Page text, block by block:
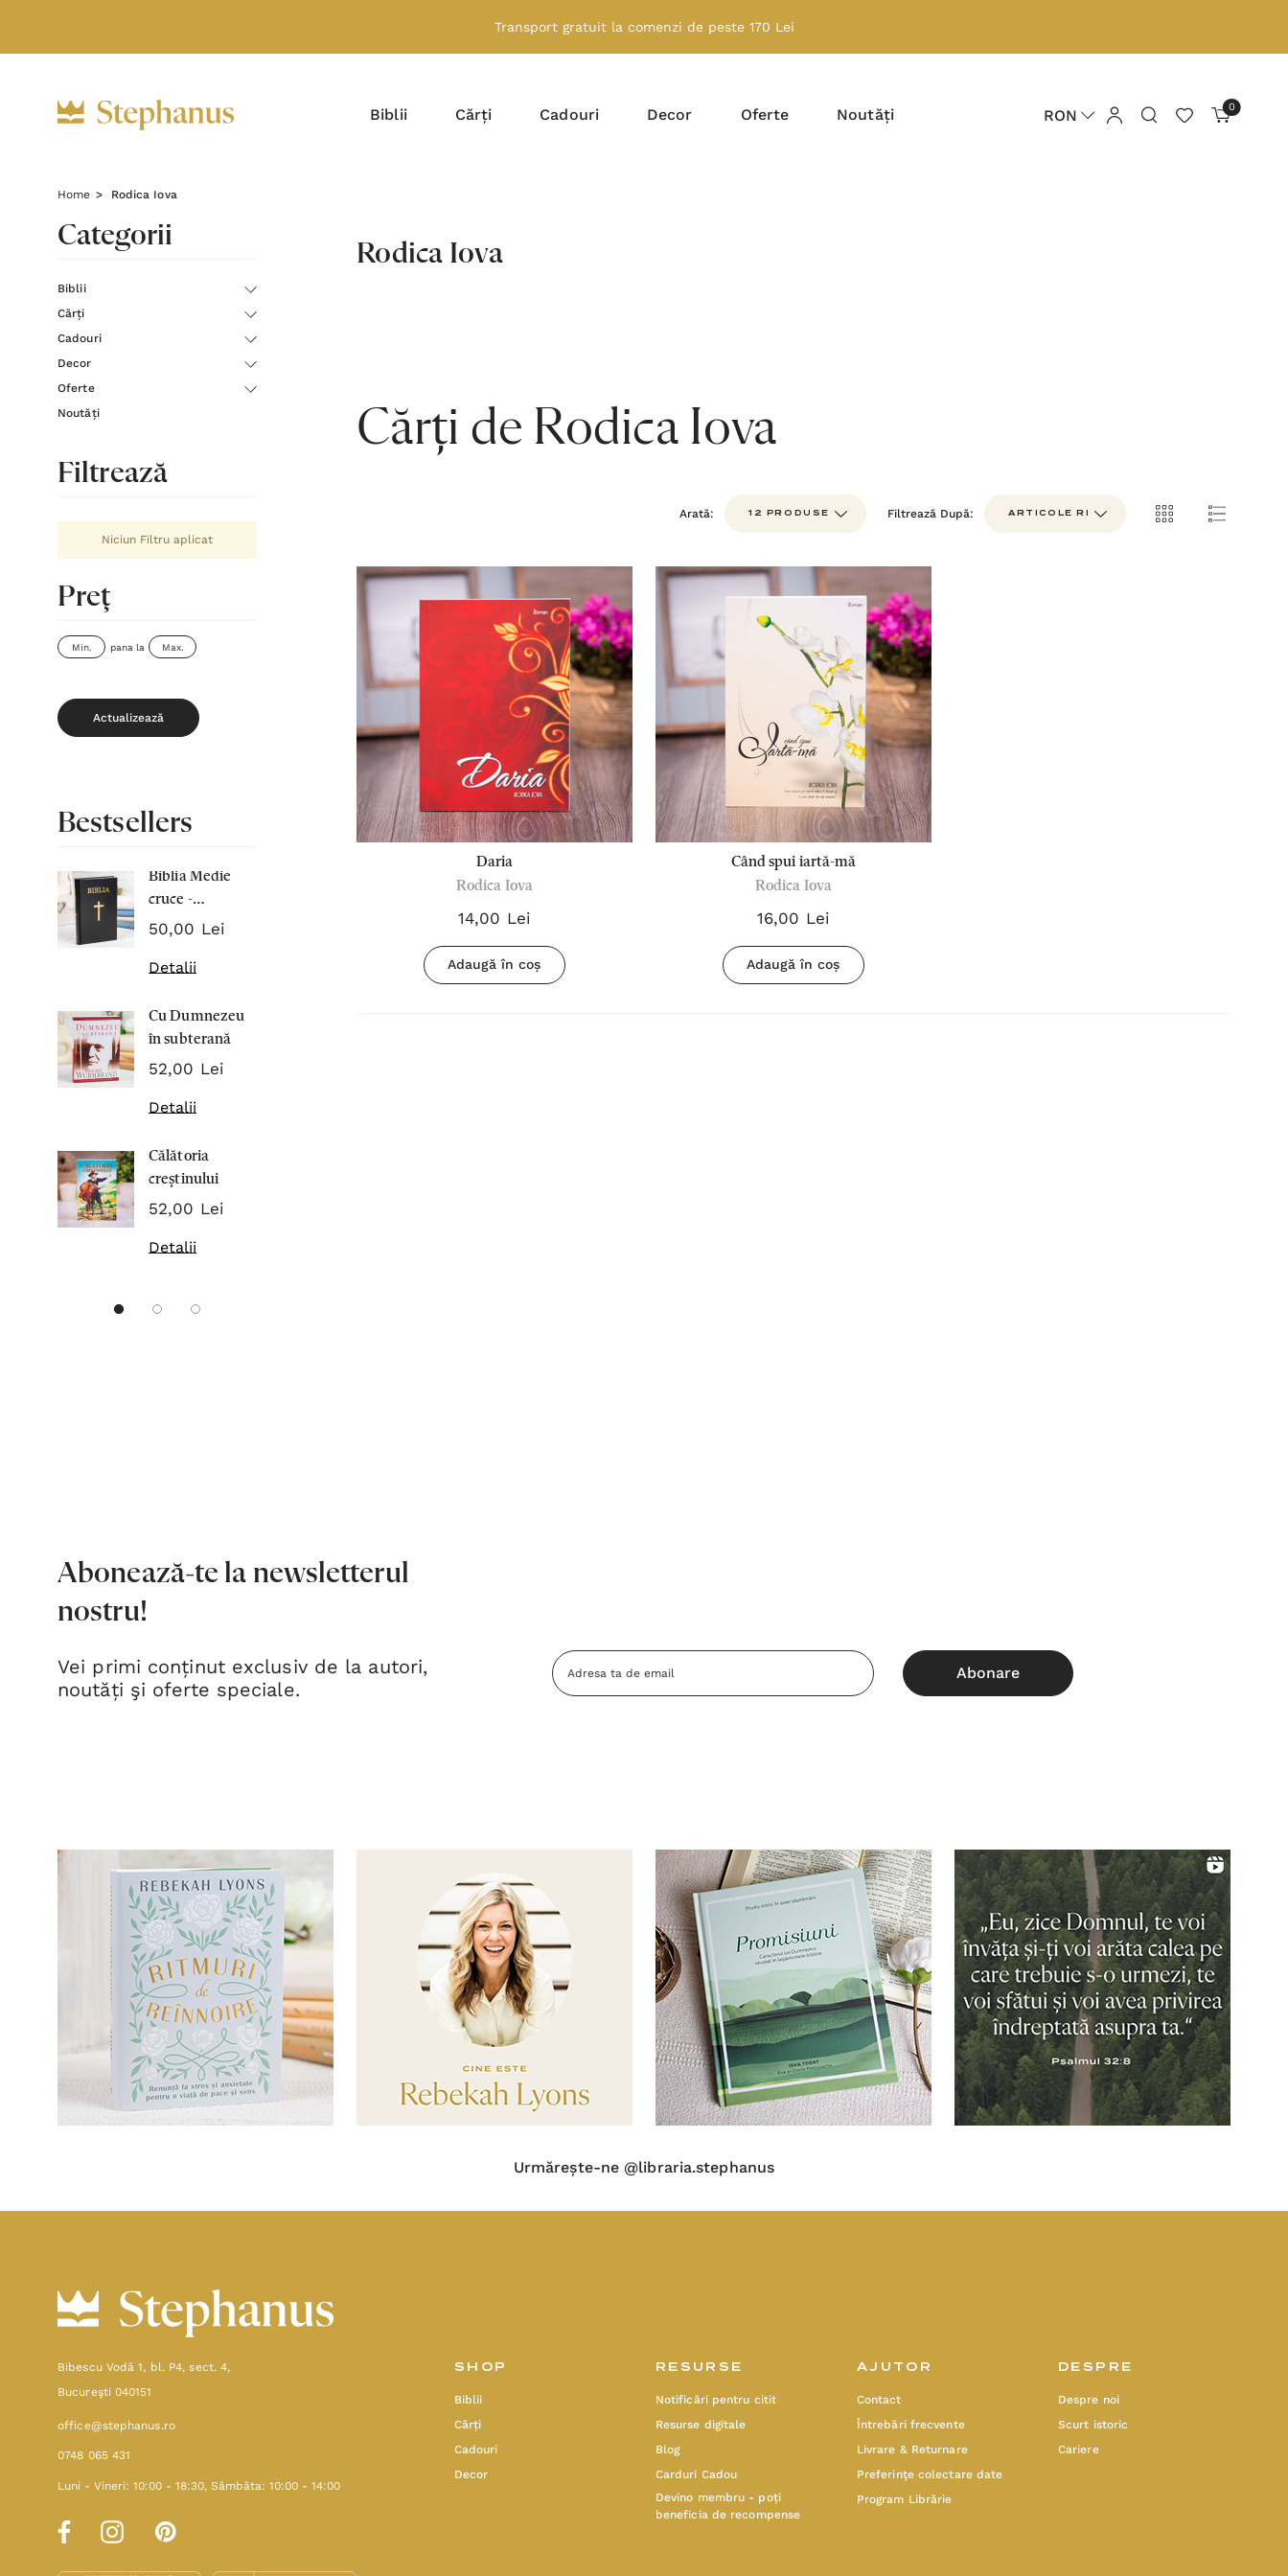
Transport gratuit la comenzi de peste 170 Lei
Biblii Cărți Cadouri Decor Oferte Noutăți RON 0
Home Rodica Iova
Categorii
Biblii
Cărți
Cadouri
Decor
Oferte
Noutăți
Filtrează
Niciun Filtru aplicat
Preţ
pana la
Actualizează
Bestsellers
Biblia Medie
cruce -
Cartonata 063
50,00 Lei
Detalii
Cu Dumnezeu
în subterană
52,00 Lei
Detalii
Călătoria
creștinului
52,00 Lei
Detalii
Detalii
Rodica Iova
Cărți de Rodica Iova
Arată: Filtrează După:
Daria
Rodica Iova
14,00 Lei
Adaugă în coș
Când spui iartă-mă
Rodica Iova
16,00 Lei
Adaugă în coș
Abonează-te la newsletterul
nostru!
Vei primi conținut exclusiv de la autori,
noutăți şi oferte speciale.
Adresa
Email
Urmărește-ne @libraria.stephanus
Bibescu Vodă 1, bl. P4, sect. 4,
Bucureşti 040151
office@stephanus.ro
0748 065 431
Luni - Vineri: 10:00 - 18:30, Sâmbăta: 10:00 - 14:00
SHOP
Biblii
Cărți
Cadouri
Decor
RESURSE
Notificări pentru citit
Resurse digitale
Blog
Carduri Cadou
Devino membru - poți
beneficia de recompense
AJUTOR
Contact
Întrebări frecvente
Livrare & Returnare
Preferinţe colectare date
Program Librărie
DESPRE
Despre noi
Scurt istoric
Cariere